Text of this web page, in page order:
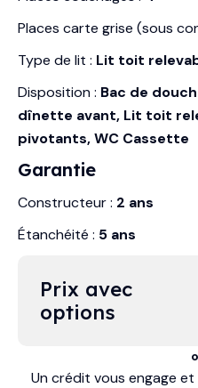
Places carte grise (sous
Type de lit : Lit toit
Disposition : Bac de
dînette avant, Lit toit
pivotants, WC Cassette
Garantie
Constructeur : 2 ans
Étanchéité : 5 ans
Prix avec
options
Un crédit vous engage